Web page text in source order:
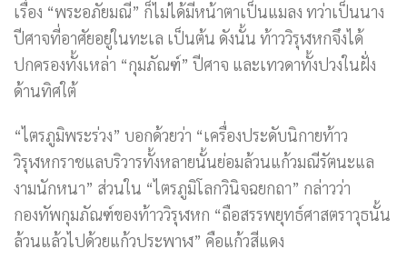
เรื่อง “พระอภัยมณี” ก็ไม่ได้มีหน้าตาเป็นแมลง ทว่าเป็นนาง
ปีศาจที่อาศัยอยู่ในทะเล เป็นต้น ดังนั้น ท้าววิรุฬหกจึงได้
ปกครองทั้งเหล่า “กุมภัณฑ์” ปีศาจ และเทวดาทั้งปวงในฝั่ง
ด้านทิศใต้
“ไตรภูมิพระร่วง” บอกด้วยว่า “เครื่องประดับนิกายท้าว
วิรุฬหกราชแลบริวารทั้งหลายนั้นย่อมล้วนแก้วมณีรัตนะแล
งามนักหนา” ส่วนใน “ไตรภูมิโลกวินิจฉยกถา” กล่าวว่า
กองทัพกุมภัณฑ์ของท้าววิรุฬหก “ถือสรรพยุทธ์ศาสตราวุธนั้น
ล้วนแล้วไปด้วยแก้วประพาฬ” คือแก้วสีแดง